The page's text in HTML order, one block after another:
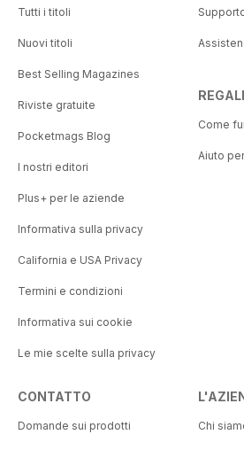
Tutti i titoli
Nuovi titoli
Best Selling Magazines
Riviste gratuite
Pocketmags Blog
I nostri editori
Plus+ per le aziende
Informativa sulla privacy
California e USA Privacy
Termini e condizioni
Informativa sui cookie
Le mie scelte sulla privacy
REGALI
Come
Aiuto
CONTATTO
Domande sui prodotti Chi